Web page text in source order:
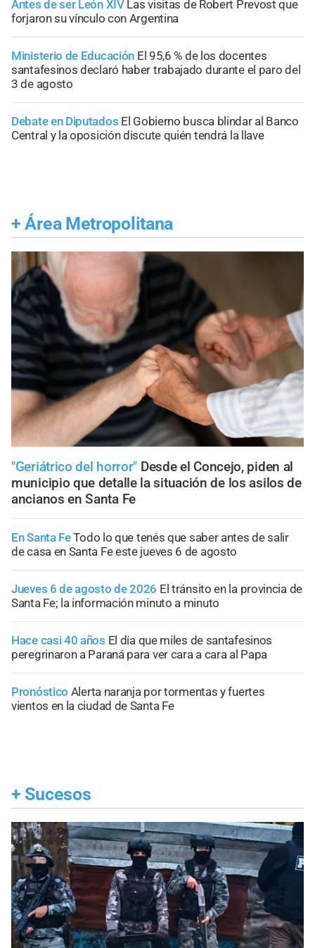
Antes de ser León XIV Las visitas de Robert Prevost que
forjaron su vínculo con Argentina
Ministerio de Educación El 95,6 % de los docentes
santafesinos declaró haber trabajado durante el paro del
3 de agosto
Debate en Diputados El Gobierno busca blindar al Banco
Central y la oposición discute quién tendrá la llave
+ Área Metropolitana
"Geriátrico del horror" Desde el Concejo, piden al
municipio que detalle la situación de los asilos de
ancianos en Santa Fe
En Santa FeTodo lo que tenés que saber antes de salir
de casa en Santa Fe este jueves 6 de agosto
Jueves 6 de agosto de 2026 El tránsito en la provincia de
Santa Fe; la información minuto a minuto
Hace casi 40 años El día que miles de santafesinos
peregrinaron a Paraná para ver cara a cara al Papa
Pronóstico Alerta naranja por tormentas y fuertes
vientos en la ciudad de Santa Fe
+ Sucesos